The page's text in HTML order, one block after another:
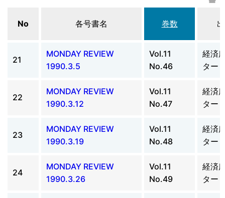
No 各号書名 巻数
21
MONDAY REVIEW
1990.3.5
Vol.11
No.46
経済
ター
22
MONDAY REVIEW
1990.3.12
Vol.11
No.47
経済
ター
23
MONDAY REVIEW
1990.3.19
Vol.11
No.48
経済
ター
24
MONDAY REVIEW
1990.3.26
Vol.11
No.49
経済
ター